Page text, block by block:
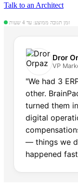
Talk to an Architect
זמן תגובה ממוצע: עד 4 שעות
Dror
VP
"We had 3
other.
turned them
digital
— things we
happened